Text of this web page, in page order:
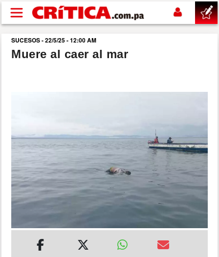
Pasar al contenido principal
buscar
SHOW
DEPORTES
SUCESOS - 22/5/25 - 12:00 AM
Muere al caer al mar